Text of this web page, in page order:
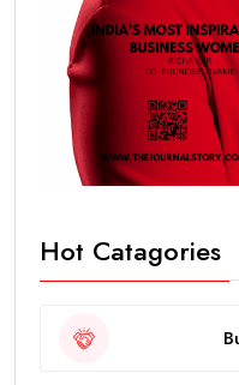
Hot Catagories